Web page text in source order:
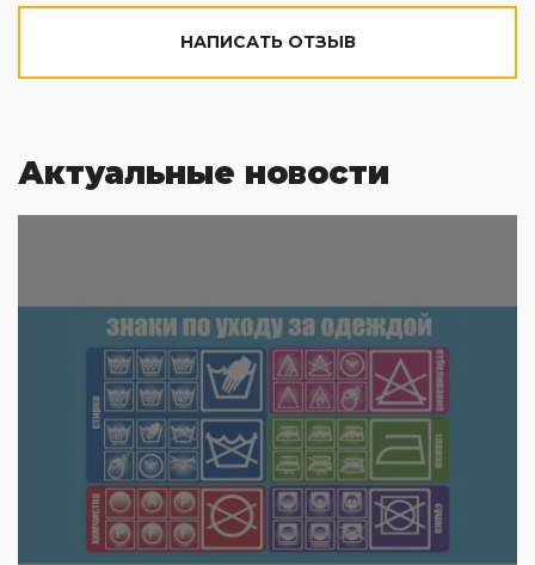
НАПИСАТЬ ОТЗЫВ
Актуальные новости